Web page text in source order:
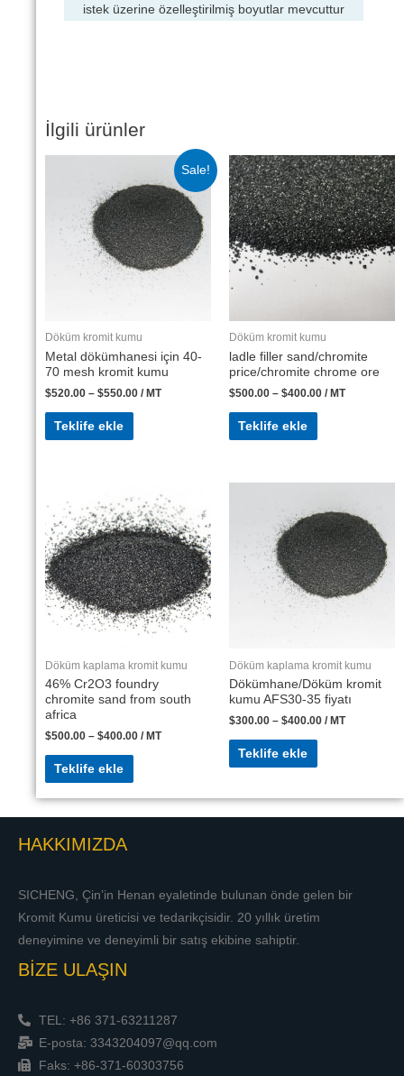
istek üzerine özelleştirilmiş boyutlar mevcuttur
İlgili ürünler
Sale!
Döküm kromit kumu
Metal dökümhanesi için 40-
70 mesh kromit kumu
$520.00 – $550.00 / MT
Teklife ekle
Döküm kromit kumu
ladle filler sand/chromite
price/chromite chrome ore
$500.00 – $400.00 / MT
Teklife ekle
Döküm kaplama kromit kumu
46% Cr2O3 foundry
chromite sand from south
africa
$500.00 – $400.00 / MT
Teklife ekle
Döküm kaplama kromit kumu
Dökümhane/Döküm kromit
kumu AFS30-35 fiyatı
$300.00 – $400.00 / MT
Teklife ekle
HAKKIMIZDA
SICHENG, Çin’in Henan eyaletinde bulunan önde gelen bir
Kromit Kumu üreticisi ve tedarikçisidir. 20 yıllık üretim
deneyimine ve deneyimli bir satış ekibine sahiptir.
BİZE ULAŞIN
TEL: +86 371-63211287
E-posta: 3343204097@qq.com
Faks: +86-371-60303756